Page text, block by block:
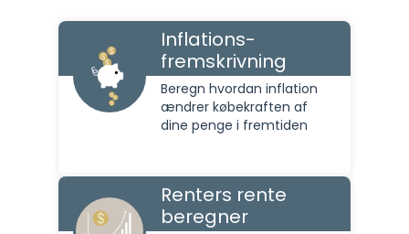
Inflations-
fremskrivning
Beregn hvordan inflation
ændrer købekraften af
dine penge i fremtiden
Renters rente
beregner